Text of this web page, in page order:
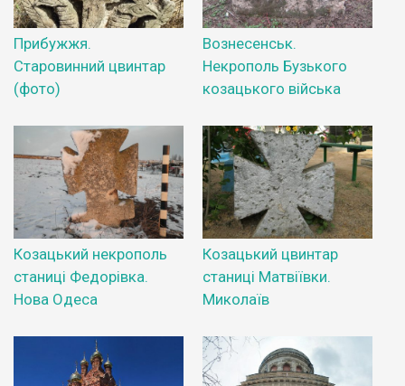
Прибужжя.
Старовинний цвинтар
(фото)
Вознесенськ.
Некрополь Бузького
козацького війська
Козацький некрополь
станиці Федорівка.
Нова Одеса
Козацький цвинтар
станиці Матвіївки.
Миколаїв